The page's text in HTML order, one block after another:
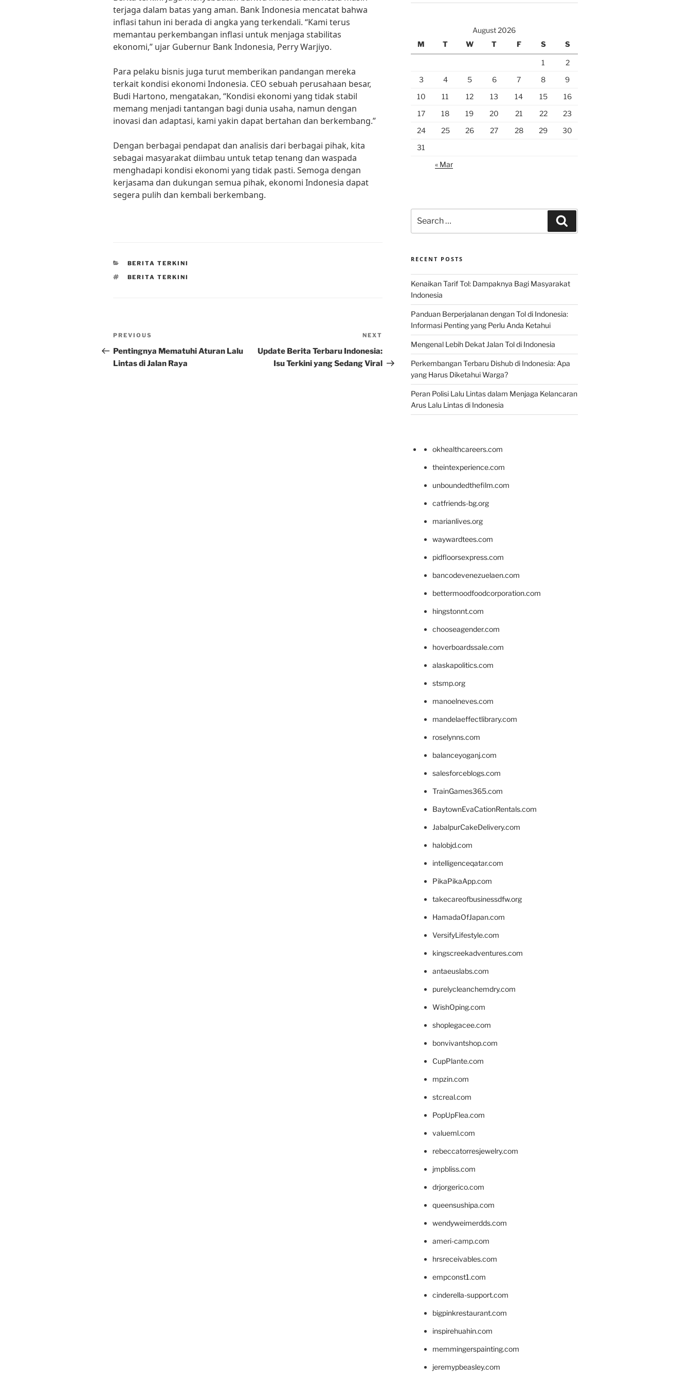
terjaga dalam batas yang aman. Bank Indonesia mencatat bahwa
inflasi tahun ini berada di angka yang terkendali. “Kami terus
memantau perkembangan inflasi untuk menjaga stabilitas
ekonomi,” ujar Gubernur Bank Indonesia, Perry Warjiyo.
Para pelaku bisnis juga turut memberikan pandangan mereka
terkait kondisi ekonomi Indonesia. CEO sebuah perusahaan besar,
Budi Hartono, mengatakan, “Kondisi ekonomi yang tidak stabil
memang menjadi tantangan bagi dunia usaha, namun dengan
inovasi dan adaptasi, kami yakin dapat bertahan dan berkembang.”
Dengan berbagai pendapat dan analisis dari berbagai pihak, kita
sebagai masyarakat diimbau untuk tetap tenang dan waspada
menghadapi kondisi ekonomi yang tidak pasti. Semoga dengan
kerjasama dan dukungan semua pihak, ekonomi Indonesia dapat
segera pulih dan kembali berkembang.
CATEGORIES
BERITA TERKINI
TAGS
BERITA TERKINI
Post
navigation
Previous
Post
PREVIOUS
Pentingnya Mematuhi Aturan Lalu
Lintas di Jalan Raya
Post
NEXT
Update Berita Terbaru Indonesia:
Isu Terkini yang Sedang Viral
August 2026
M
T W T F S S
1
2
3
4 5 6 7 8
9
10
11 12 13 14 15
16
17
18 19 20 21 22
23
24
25 26 27 28 29
30
31
« Mar
for:
RECENT POSTS
Kenaikan Tarif Tol: Dampaknya Bagi Masyarakat
Indonesia
Panduan Berperjalanan dengan Tol di Indonesia:
Informasi Penting yang Perlu Anda Ketahui
Mengenal Lebih Dekat Jalan Tol di Indonesia
Perkembangan Terbaru Dishub di Indonesia: Apa
yang Harus Diketahui Warga?
Peran Polisi Lalu Lintas dalam Menjaga Kelancaran
Arus Lalu Lintas di Indonesia
okhealthcareers.com
theintexperience.com
unboundedthefilm.com
catfriends-bg.org
marianlives.org
waywardtees.com
pidfloorsexpress.com
bancodevenezuelaen.com
bettermoodfoodcorporation.com
hingstonnt.com
chooseagender.com
hoverboardssale.com
alaskapolitics.com
stsmp.org
manoelneves.com
mandelaeffectlibrary.com
roselynns.com
balanceyoganj.com
salesforceblogs.com
TrainGames365.com
BaytownEvaCationRentals.com
JabalpurCakeDelivery.com
halobjd.com
intelligenceqatar.com
PikaPikaApp.com
takecareofbusinessdfw.org
HamadaOfJapan.com
VersifyLifestyle.com
kingscreekadventures.com
antaeuslabs.com
purelycleanchemdry.com
WishOping.com
shoplegacee.com
bonvivantshop.com
CupPlante.com
mpzin.com
stcreal.com
PopUpFlea.com
valueml.com
rebeccatorresjewelry.com
jmpbliss.com
drjorgerico.com
queensushipa.com
wendyweimerdds.com
ameri-camp.com
hrsreceivables.com
empconst1.com
cinderella-support.com
bigpinkrestaurant.com
inspirehuahin.com
memmingerspainting.com
jeremypbeasley.com